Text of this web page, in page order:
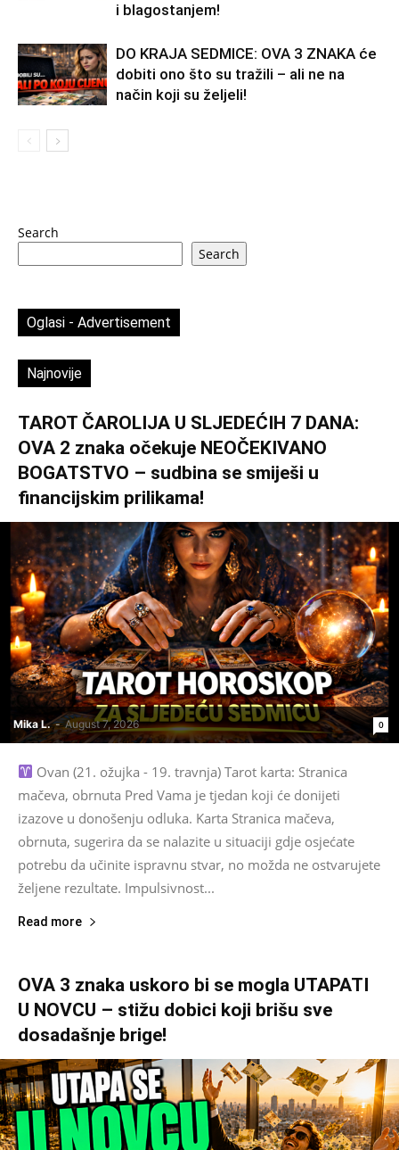
i blagostanjem!
DO KRAJA SEDMICE: OVA 3 ZNAKA će
dobiti ono što su tražili – ali ne na
način koji su željeli!
Search
Search
Oglasi - Advertisement
Najnovije
TAROT ČAROLIJA U SLJEDEĆIH 7 DANA:
OVA 2 znaka očekuje NEOČEKIVANO
BOGATSTVO – sudbina se smiješi u
financijskim prilikama!
Mika L. - August 7, 2026 0
Ovan (21. ožujka - 19. travnja) Tarot karta: Stranica
mačeva, obrnuta Pred Vama je tjedan koji će donijeti
izazove u donošenju odluka. Karta Stranica mačeva,
obrnuta, sugerira da se nalazite u situaciji gdje osjećate
potrebu da učinite ispravnu stvar, no možda ne ostvarujete
željene rezultate. Impulsivnost...
Read more
OVA 3 znaka uskoro bi se mogla UTAPATI
U NOVCU – stižu dobici koji brišu sve
dosadašnje brige!